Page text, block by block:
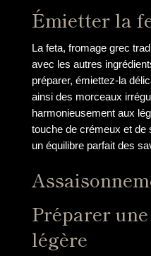
Émietter la
La feta, fromage grec
avec les autres
préparer, émiettez-la
ainsi des morceaux
harmonieusement aux
touche de crémeux et de
un équilibre parfait des
Préparer
légère